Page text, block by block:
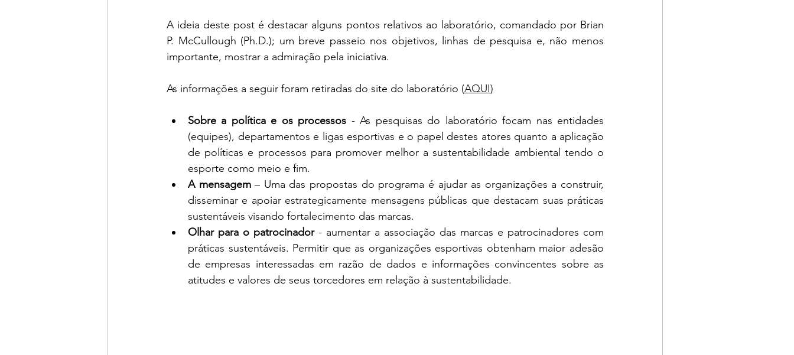
A ideia deste post é destacar alguns pontos relativos ao laboratório, comandado por Brian
P. McCullough (Ph.D.); um breve passeio nos objetivos, linhas de pesquisa e, não menos
importante, mostrar a admiração pela iniciativa.
As informações a seguir foram retiradas do site do laboratório (AQUI)
Sobre a política e os processos - As pesquisas do laboratório focam nas entidades
(equipes), departamentos e ligas esportivas e o papel destes atores quanto a aplicação
de políticas e processos para promover melhor a sustentabilidade ambiental tendo o
esporte como meio e fim.
A mensagem – Uma das propostas do programa é ajudar as organizações a construir,
disseminar e apoiar estrategicamente mensagens públicas que destacam suas práticas
sustentáveis visando fortalecimento das marcas.
Olhar para o patrocinador - aumentar a associação das marcas e patrocinadores com
práticas sustentáveis. Permitir que as organizações esportivas obtenham maior adesão
de empresas interessadas em razão de dados e informações convincentes sobre as
atitudes e valores de seus torcedores em relação à sustentabilidade.